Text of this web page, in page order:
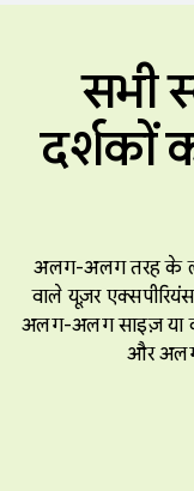
सभी
दर्शकों
अलग-अलग तरह के
वाले यूज़र
अलग-अलग साइज़ या
और